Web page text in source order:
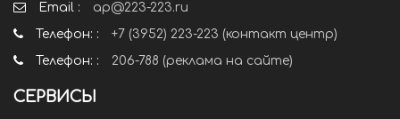
Email :
ap@223-223.ru
Телефон: :
+7 (3952) 223-223 (контакт центр)
Телефон: :
206-788 (реклама на сайте)
СЕРВИСЫ